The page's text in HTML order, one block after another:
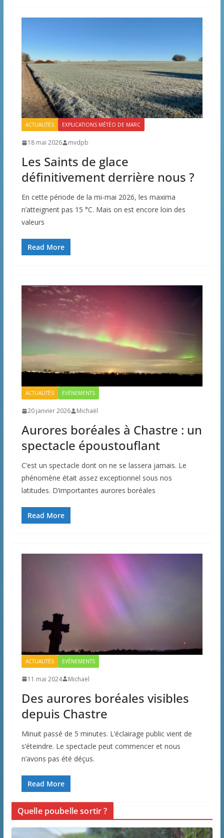
ACTUALITÉS EXPLICATIONS MÉTÉO DE MARC
18 mai 2026 mvdpb
Les Saints de glace
définitivement derrière nous ?
En cette période de la mi-mai 2026, les maxima
n’atteignent pas 15 °C. Mais on est encore loin des
valeurs
Read More
ACTUALITÉS EVÉNEMENTS
20 janvier 2026 Michaël
Aurores boréales à Chastre : un
spectacle époustouflant
C’est un spectacle dont on ne se lassera jamais. Le
phénomène était assez exceptionnel sous nos
latitudes. D’importantes aurores boréales
Read More
ACTUALITÉS EVÉNEMENTS
11 mai 2024 Michaël
Des aurores boréales visibles
depuis Chastre
Minuit passé de 5 minutes. L’éclairage public vient de
s’éteindre. Le spectacle peut commencer et nous
n’avons pas été déçus.
Read More
Quelle poubelle sortir ?